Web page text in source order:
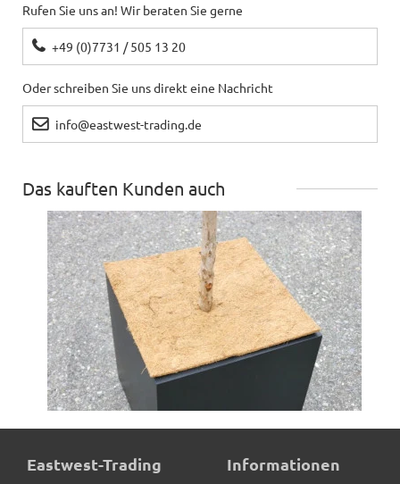
Rufen Sie uns an! Wir beraten Sie gerne
+49 (0)7731 / 505 13 20
Oder schreiben Sie uns direkt eine Nachricht
info@eastwest-trading.de
Das kauften Kunden auch
Wintervlies SAFEGREEN aus Kokos, naturfarben
Eastwest-Trading Informationen